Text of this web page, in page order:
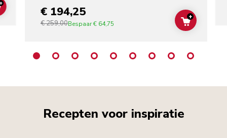
ADD TO CART€ 194,25
€ 259,00Bespaar€ 64,75 ADD TO
+
Recepten voor inspiratie